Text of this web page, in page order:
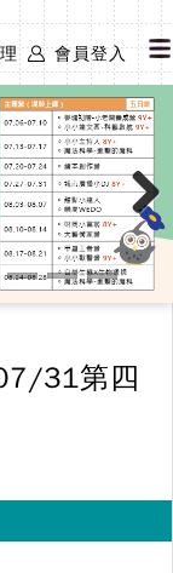
會員登入
Next
31第四